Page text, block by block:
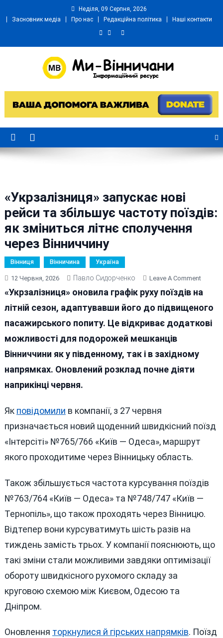
Неділя, 09 Серпня, 2026
Засновник медіа
Про нас Редакційна політика Наші контакти
Ми Вінничани
«Укрзалізниця» запускає нові
рейси та збільшує частоту поїздів:
як зміниться літнє сполучення
через Вінниччину
Вінниця Вінничина Україна
12 Червня, 2026 Павло Сидорченко Leave A CommentOn
Нові
Рейси
Через
«Укрзалізниця» оновила графік руху поїздів на
літній сезон, адаптувавши його до підвищеного
пасажирського попиту. Це відкриває додаткові
можливості для подорожей мешканців
Вінниччини як у південному, так і в західному
напрямках. Оновлений розклад почне діяти
наприкінці червня.
Як повідомили в компанії, з 27 червня
призначається новий щоденний швидкісний поїзд
«Інтерсіті» №765/766 «Київ — Одеса», маршрут
якого проходитиме через Вінницьку область.
Також збільшується частота курсування поїздів
№763/764 «Київ — Одеса» та №748/747 «Київ —
Тернопіль», що також проходять через Вінницю.
Відтепер вони курсуватимуть шість разів на
тиждень замість трьох. У компанії пояснюють, що
такі зміни стали можливими завдяки оптимізації
обороту швидкісного рухомого складу за
круговою схемою між Києвом, Одесою та
Дніпром.
Оновлення торкнулися й гірських напрямків. Поїзд